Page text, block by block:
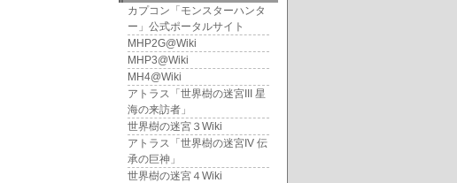
カプコン「モンスターハンタ
ー」公式ポータルサイト
MHP2G@Wiki
MHP3@Wiki
MH4@Wiki
アトラス「世界樹の迷宮III 星
海の来訪者」
世界樹の迷宮３Wiki
アトラス「世界樹の迷宮IV 伝
承の巨神」
世界樹の迷宮４Wiki